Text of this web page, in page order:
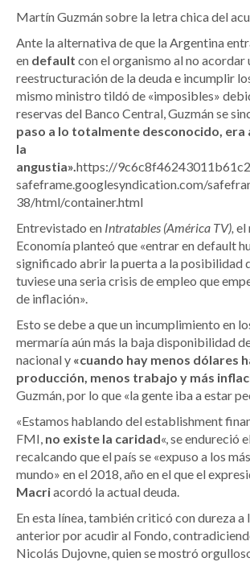
Martín Guzmán sobre la letra chica del
Ante la alternativa de que la Argentina
en default con el organismo al no acordar
reestructuración de la deuda e incumplir
mismo ministro tildó de «imposibles»
reservas del Banco Central, Guzmán se
paso a lo totalmente desconocido, era
la
angustia».https://
safeframe.googlesyndication.com/
38/html/container.html
Entrevistado en Intratables (América TV), el
Economía planteó que «entrar en default
significado abrir la puerta a la posibilidad
tuviese una seria crisis de empleo que
de inflación».
Esto se debe a que un incumplimiento en
mermaría aún más la baja disponibilidad
nacional y «cuando hay menos dólares
producción, menos trabajo y más
Guzmán, por lo que «la gente iba a estar
«Estamos hablando del establishment
FMI, no existe la caridad«, se endureció
recalcando que el país se «expuso a los
mundo» en el 2018, año en el que el
Macriacordó la actual deuda.
En esta línea, también criticó con dureza a
anterior por acudir al Fondo,
Nicolás Dujovne, quien se mostró